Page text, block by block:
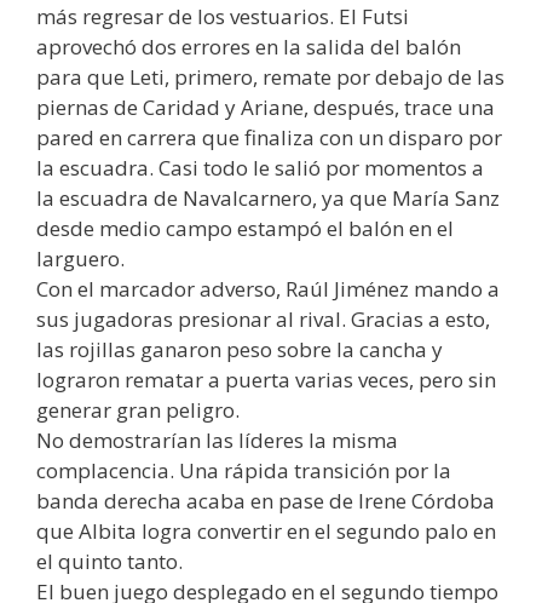
más regresar de los vestuarios. El Futsi
aprovechó dos errores en la salida del balón
para que Leti, primero, remate por debajo de las
piernas de Caridad y Ariane, después, trace una
pared en carrera que finaliza con un disparo por
la escuadra. Casi todo le salió por momentos a
la escuadra de Navalcarnero, ya que María Sanz
desde medio campo estampó el balón en el
larguero.
Con el marcador adverso, Raúl Jiménez mando a
sus jugadoras presionar al rival. Gracias a esto,
las rojillas ganaron peso sobre la cancha y
lograron rematar a puerta varias veces, pero sin
generar gran peligro.
No demostrarían las líderes la misma
complacencia. Una rápida transición por la
banda derecha acaba en pase de Irene Córdoba
que Albita logra convertir en el segundo palo en
el quinto tanto.
El buen juego desplegado en el segundo tiempo